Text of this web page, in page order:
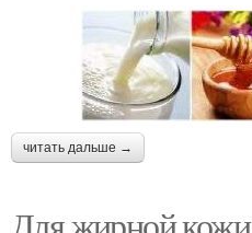
читать дальше →